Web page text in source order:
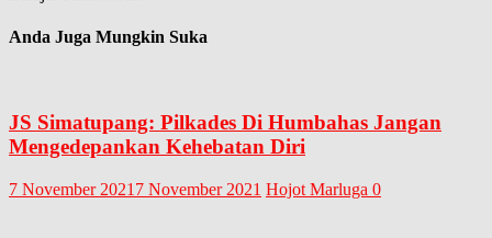
Anda Juga Mungkin Suka
JS Simatupang: Pilkades Di Humbahas Jangan
Mengedepankan Kehebatan Diri
7 November 2021 7 November 2021 Hojot Marluga 0